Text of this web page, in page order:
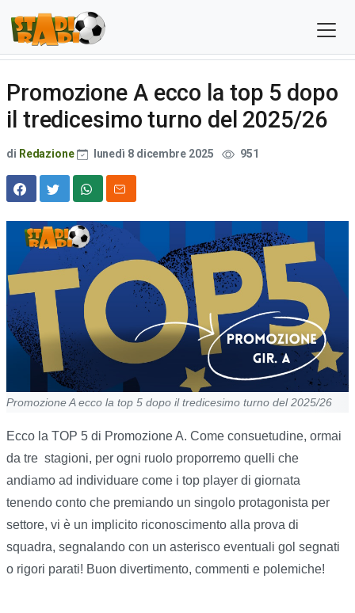
Promozione A ecco la top 5 dopo
il tredicesimo turno del 2025/26
di Redazione lunedì 8 dicembre 2025 951
Promozione A ecco la top 5 dopo il tredicesimo turno del 2025/26
Ecco la TOP 5 di Promozione A. Come consuetudine, ormai
da tre stagioni, per ogni ruolo proporremo quelli che
andiamo ad individuare come i top player di giornata
tenendo conto che premiando un singolo protagonista per
settore, vi è un implicito riconoscimento alla prova di
squadra, segnalando con un asterisco eventuali gol segnati
o rigori parati! Buon divertimento, commenti e polemiche!